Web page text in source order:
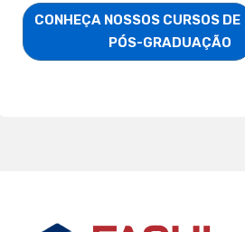
CONHEÇA NOSSOS CURSOS DE
                        PÓS-GRADUAÇÃO